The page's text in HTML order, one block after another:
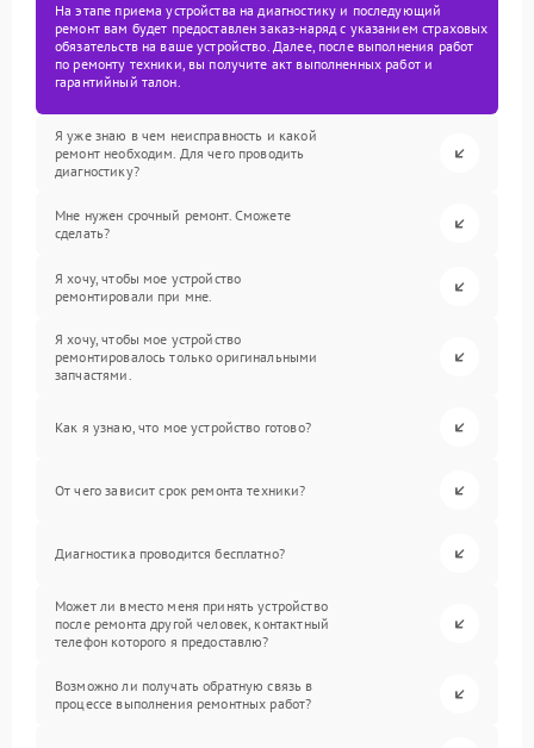
На этапе приема устройства на диагностику и последующий
ремонт вам будет предоставлен заказ-наряд с указанием страховых
обязательств на ваше устройство. Далее, после выполнения работ
по ремонту техники, вы получите акт выполненных работ и
гарантийный талон.
Я уже знаю в чем неисправность и какой
ремонт необходим. Для чего проводить
диагностику?
Мне нужен срочный ремонт. Сможете
сделать?
Я хочу, чтобы мое устройство
ремонтировали при мне.
Я хочу, чтобы мое устройство
ремонтировалось только оригинальными
запчастями.
Как я узнаю, что мое устройство готово?
От чего зависит срок ремонта техники?
Диагностика проводится бесплатно?
Может ли вместо меня принять устройство
после ремонта другой человек, контактный
телефон которого я предоставлю?
Возможно ли получать обратную связь в
процессе выполнения ремонтных работ?